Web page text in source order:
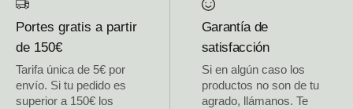
Portes gratis a partir
de 150€
Tarifa única de 5€ por
envío. Si tu pedido es
superior a 150€ los
Garantía de
satisfacción
Si en algún caso los
productos no son de tu
agrado, llámanos. Te